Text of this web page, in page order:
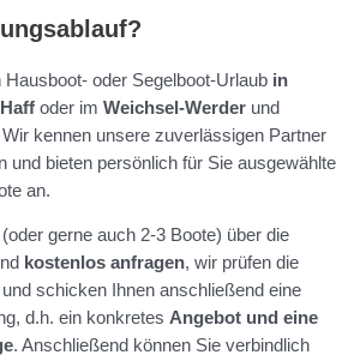
oder Segelboot-Urlaub in
oder im Weichsel-Werder und
Wir kennen unsere zuverlässigen Partner
und bieten persönlich für Sie ausgewählte
an.
gerne auch 2-3 Boote) über die
kostenlos anfragen, wir prüfen die
schicken Ihnen anschließend eine
d.h. ein konkretes Angebot und eine
. Anschließend können Sie verbindlich